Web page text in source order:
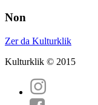
Non
Zer da Kulturklik
Kulturklik © 2015